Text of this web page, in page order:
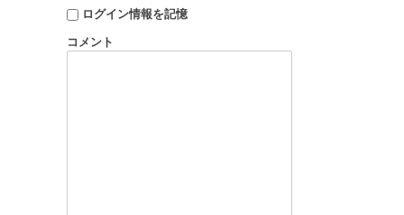
ログイン情報を記憶
コメント